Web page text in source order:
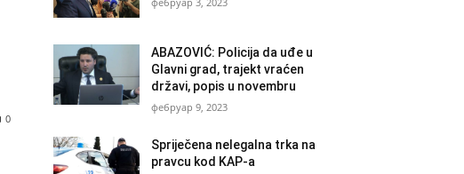
0
ABAZOVIĆ: Policija da uđe u
Glavni grad, trajekt vraćen
državi, popis u novembru
фебруар 9, 2023
Spriječena nelegalna trka na
pravcu kod KAP-a